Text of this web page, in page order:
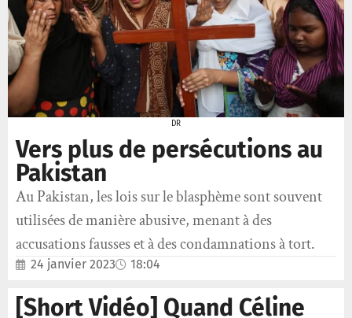
DR
Vers plus de persécutions au
Pakistan
Au Pakistan, les lois sur le blasphème sont souvent
utilisées de manière abusive, menant à des
accusations fausses et à des condamnations à tort.
24 janvier 2023 18:04
[Short Vidéo] Quand Céline